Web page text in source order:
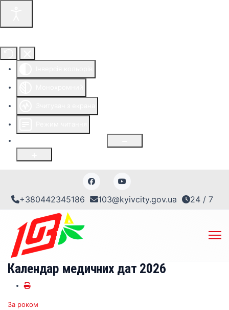
+380442345186 103@kyivcity.gov.ua 24 / 7
Календар медичних дат 2026
За роком